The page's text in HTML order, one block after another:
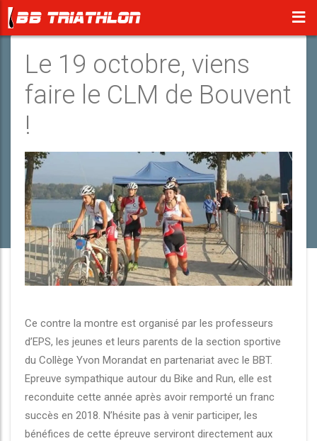
Le 19 octobre, viens
faire le CLM de Bouvent
!
Ce contre la montre est organisé par les professeurs
d’EPS, les jeunes et leurs parents de la section sportive
du Collège Yvon Morandat en partenariat avec le BBT.
Epreuve sympathique autour du Bike and Run, elle est
reconduite cette année après avoir remporté un franc
succès en 2018. N’hésite pas à venir participer, les
bénéfices de cette épreuve serviront directement aux